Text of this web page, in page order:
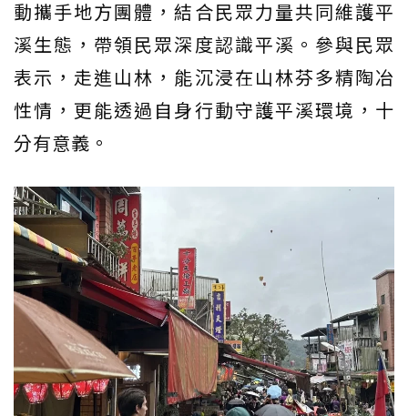
動攜手地方團體，結合民眾力量共同維護平
溪生態，帶領民眾深度認識平溪。參與民眾
表示，走進山林，能沉浸在山林芬多精陶冶
性情，更能透過自身行動守護平溪環境，十
分有意義。